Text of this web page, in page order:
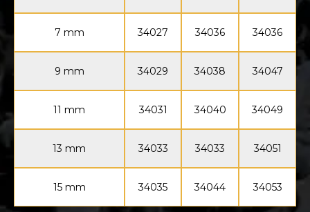
7 mm 34027 34036 34036
9 mm 34029 34038 34047
11 mm 34031 34040 34049
13 mm 34033 34033 34051
15 mm 34035 34044 34053